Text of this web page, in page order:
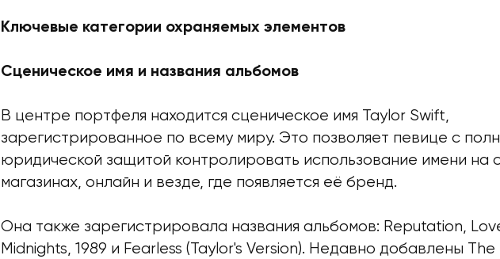
Ключевые категории охраняемых элементов
Сценическое имя и названия альбомов
В центре портфеля находится сценическое имя Taylor Swift,
зарегистрированное по всему миру. Это позволяет певице с
юридической защитой контролировать использование имени на
магазинах, онлайн и везде, где появляется её бренд.
Она также зарегистрировала названия альбомов: Reputation,
Midnights, 1989 и Fearless (Taylor's Version). Недавно добавлены The